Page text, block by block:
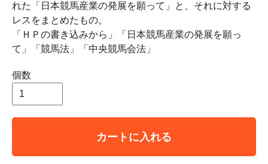
れた「日本競馬産業の発展を願って」と、それに対する
レスをまとめたもの。
「ＨＰの書き込みから」「日本競馬産業の発展を願っ
て」「競馬法」「中央競馬会法」
個数
カートに入れる